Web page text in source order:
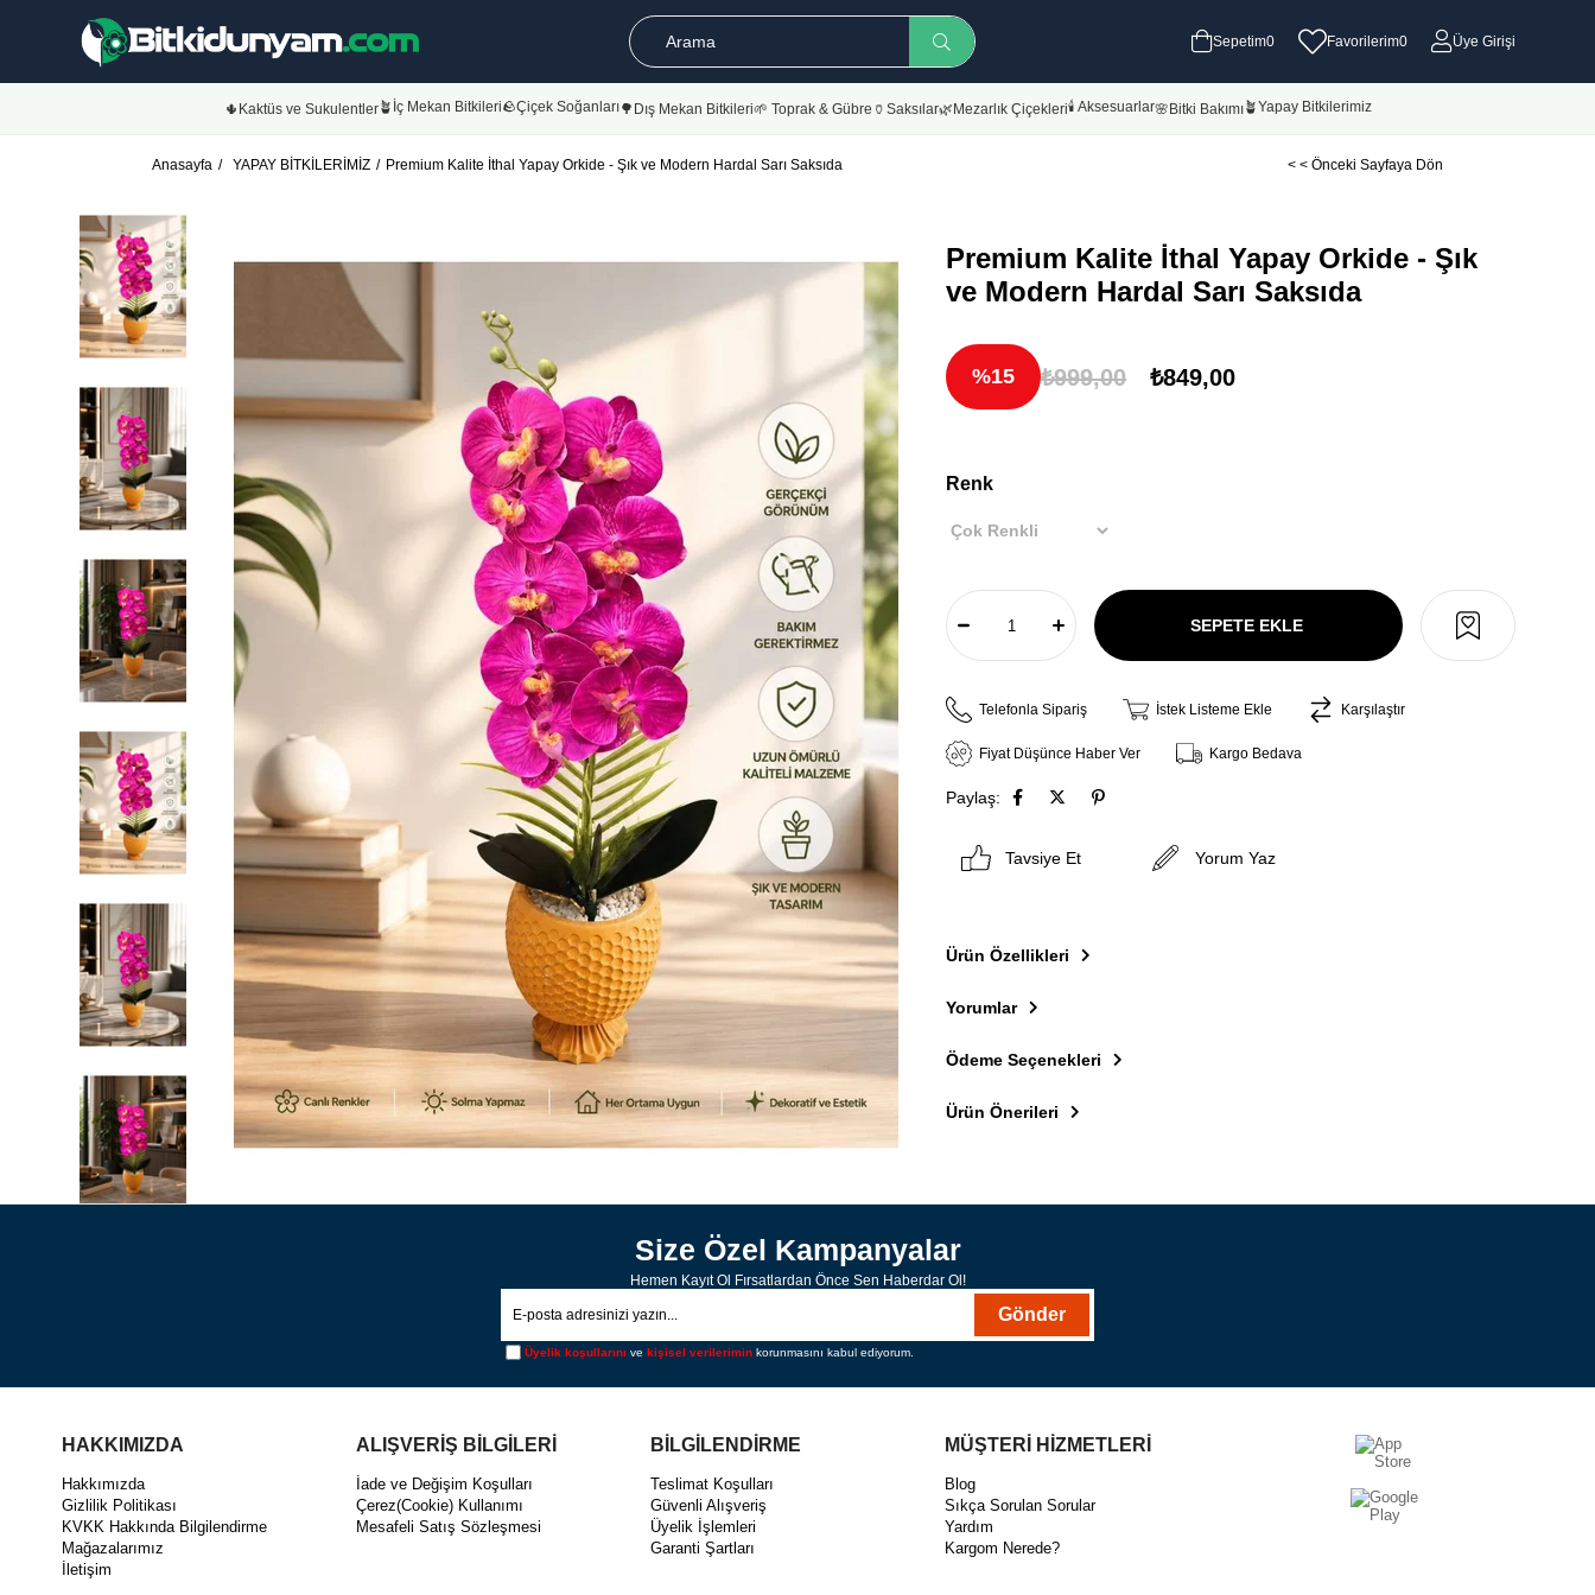
Sepetim0 Favorilerim0 Üye Girişi
🌵Kaktüs ve Sukulentler🪴İç Mekan Bitkileri🪨Çiçek Soğanları🌳Dış Mekan Bitkileri🌱 Toprak & Gübre 🏺Saksılar🌿Mezarlık Çiçekleri🕯 Aksesuarlar🌸Bitki Bakımı🪴Yapay Bitkilerimiz
Anasayfa YAPAY BİTKİLERİMİZ Premium Kalite İthal Yapay Orkide - Şık ve Modern Hardal Sarı Saksıda < < Önceki Sayfaya Dön
Premium Kalite İthal Yapay Orkide - Şık
ve Modern Hardal Sarı Saksıda
15 ₺999,00 ₺849,00
Renk
Telefonla Sipariş İstek Listeme Ekle Karşılaştır
Fiyat Düşünce Haber Ver Kargo Bedava
Paylaş:
Tavsiye Et Yorum Yaz
Ürün Özellikleri
Yorumlar
Ödeme Seçenekleri
Ürün Önerileri
Size Özel Kampanyalar
Hemen Kayıt Ol Fırsatlardan Önce Sen Haberdar Ol!
Gönder
Üyelik koşullarını ve kişisel verilerimin korunmasını kabul ediyorum.
HAKKIMIZDA
Hakkımızda
Gizlilik Politikası
KVKK Hakkında Bilgilendirme
Mağazalarımız
İletişim
ALIŞVERİŞ BİLGİLERİ
İade ve Değişim Koşulları
Çerez(Cookie) Kullanımı
Mesafeli Satış Sözleşmesi
BİLGİLENDİRME
Teslimat Koşulları
Güvenli Alışveriş
Üyelik İşlemleri
Garanti Şartları
MÜŞTERİ HİZMETLERİ
Blog
Sıkça Sorulan Sorular
Yardım
Kargom Nerede?